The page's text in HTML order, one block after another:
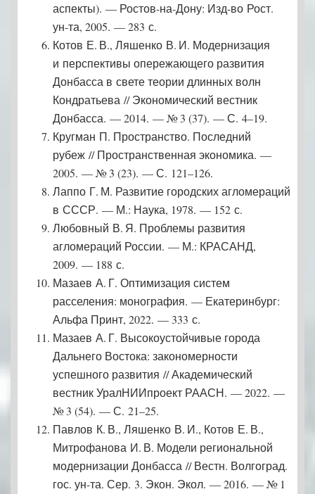
аспекты). — Ростов-на-Дону: Изд-во Рост.
ун-та, 2005. — 283 с.
Котов Е. В., Ляшенко В. И. Модернизация
и перспективы опережающего развития
Донбасса в свете теории длинных волн
Кондратьева // Экономический вестник
Донбасса. — 2014. — № 3 (37). — С. 4–19.
Кругман П. Пространство. Последний
рубеж // Пространственная экономика. —
2005. — № 3 (23). — С. 121–126.
Лаппо Г. М. Развитие городских агломераций
в СССР. — М.: Наука, 1978. — 152 с.
Любовный В. Я. Проблемы развития
агломераций России. — М.: КРАСАНД,
2009. — 188 с.
Мазаев А. Г. Оптимизация систем
расселения: монография. — Екатеринбург:
Альфа Принт, 2022. — 333 с.
Мазаев А. Г. Высокоустойчивые города
Дальнего Востока: закономерности
успешного развития // Академический
вестник УралНИИпроект РААСН. — 2022. —
№ 3 (54). — С. 21–25.
Павлов К. В., Ляшенко В. И., Котов Е. В.,
Митрофанова И. В. Модели региональной
модернизации Донбасса // Вестн. Волгоград.
гос. ун-та. Сер. 3. Экон. Экол. — 2016. — № 1